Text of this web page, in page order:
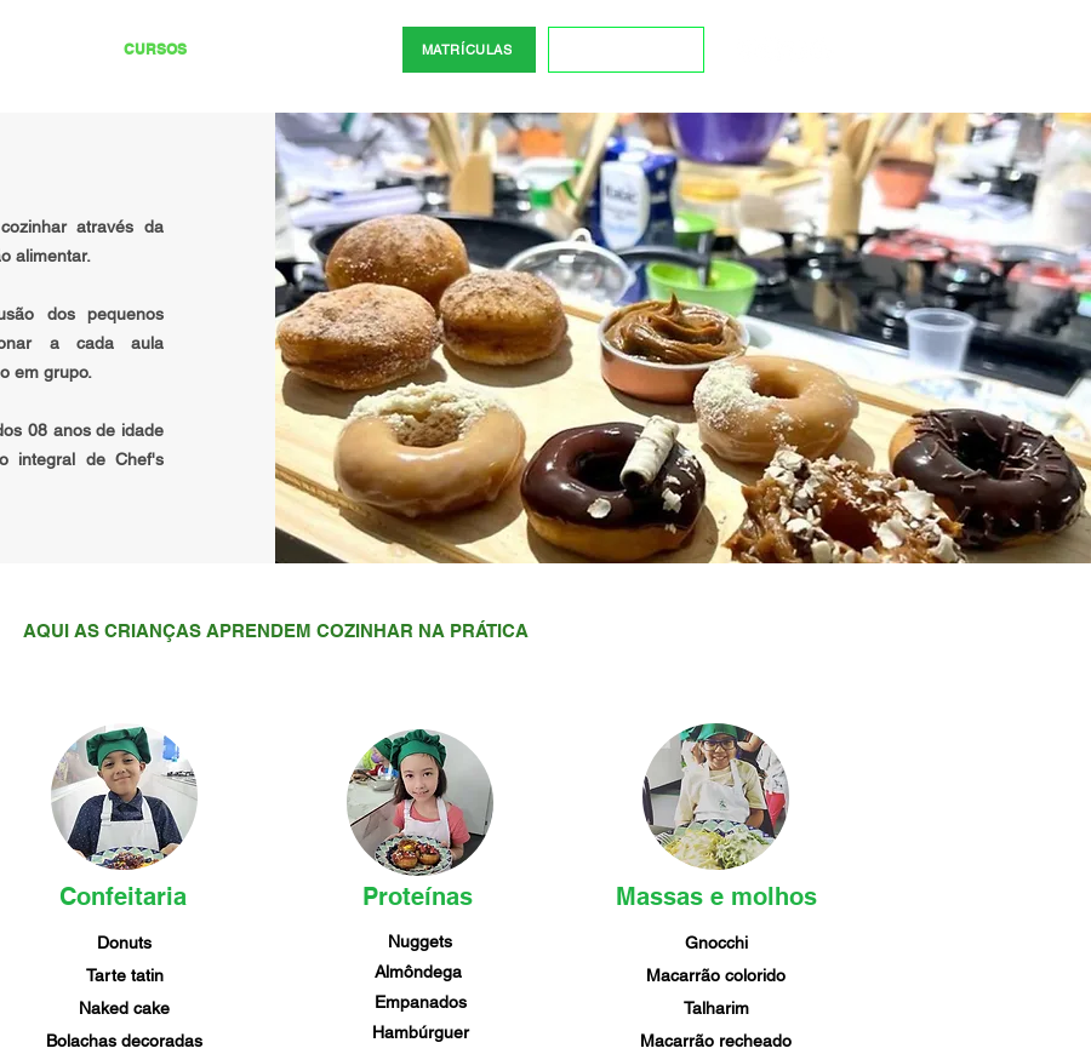
MATRÍCULAS
CURSOS MATRÍCULAS
através da
alimentar.
dos pequenos
a cada aula
em grupo.
08 anos de idade
integral de Chef's
AQUI AS CRIANÇAS APRENDEM COZINHAR NA PRÁTICA
Confeitaria
Donuts
Tarte tatin
Naked cake
Bolachas decoradas
Proteínas
Nuggets
Almôndega
Empanados
Hambúrguer
Massas e molhos
Gnocchi
Macarrão colorido
Talharim
Macarrão recheado